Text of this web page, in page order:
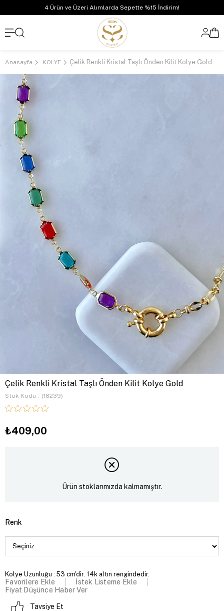
4 Ürün ve Üzeri Alımlarda Sepette %15 İndirim!
Anasayfa KOLYE Çelik Renkli Kristal Taşlı Önden Kilit Kolye Gold
Çelik Renkli Kristal Taşlı Önden Kilit Kolye Gold
Stok Kodu (18239)
₺409,00
Ürün stoklarımızda kalmamıştır.
Renk
Kolye Uzunluğu : 53 cm'dir. 14k altın rengindedir.
Favorilere Ekle
İstek Listeme Ekle
Fiyat Düşünce Haber Ver
Tavsiye Et